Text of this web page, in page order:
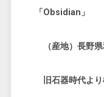
「Obsidian」
（産地）長野県
旧石器時代より